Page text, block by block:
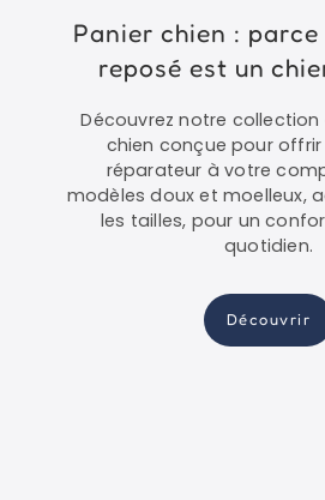
Panier chien : parce
reposé est un
Découvrez notre
chien conçue pour
réparateur à votre
modèles doux et moelleux,
les tailles, pour un
quotidien.
Découvrir